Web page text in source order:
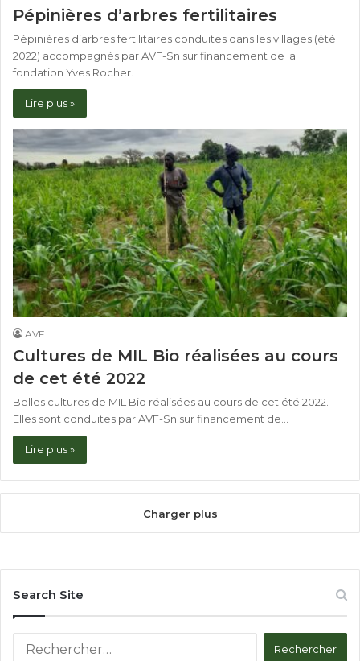
Pépinières d’arbres fertilitaires
Pépinières d’arbres fertilitaires conduites dans les villages (été
2022) accompagnés par AVF-Sn sur financement de la
fondation Yves Rocher.
Lire plus »
AVF
Cultures de MIL Bio réalisées au cours
de cet été 2022
Belles cultures de MIL Bio réalisées au cours de cet été 2022.
Elles sont conduites par AVF-Sn sur financement de…
Lire plus »
Charger plus
Search Site